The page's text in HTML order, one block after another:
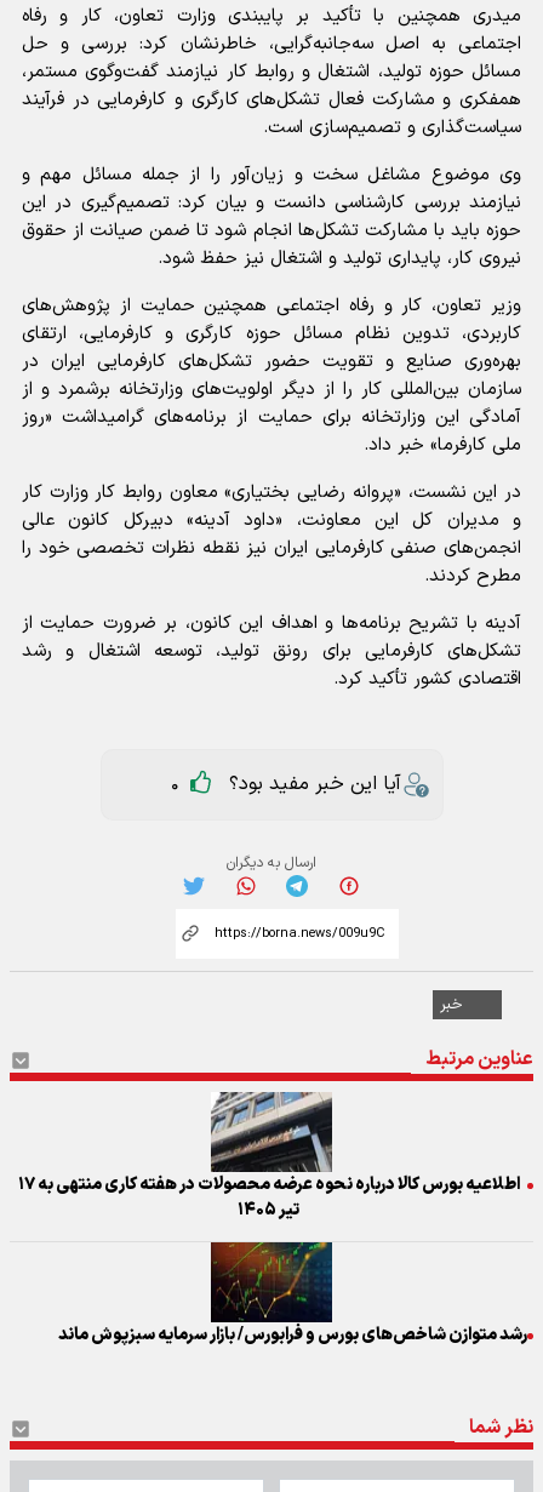
میدری همچنین با تأکید بر پایبندی وزارت تعاون، کار و رفاه
اجتماعی به اصل سه‌جانبه‌گرایی، خاطرنشان کرد: بررسی و حل
مسائل حوزه تولید، اشتغال و روابط کار نیازمند گفت‌وگوی مستمر،
همفکری و مشارکت فعال تشکل‌های کارگری و کارفرمایی در فرآیند
سیاست‌گذاری و تصمیم‌سازی است.
وی موضوع مشاغل سخت و زیان‌آور را از جمله مسائل مهم و
نیازمند بررسی کارشناسی دانست و بیان کرد: تصمیم‌گیری در این
حوزه باید با مشارکت تشکل‌ها انجام شود تا ضمن صیانت از حقوق
نیروی کار، پایداری تولید و اشتغال نیز حفظ شود.
وزیر تعاون، کار و رفاه اجتماعی همچنین حمایت از پژوهش‌های
کاربردی، تدوین نظام مسائل حوزه کارگری و کارفرمایی، ارتقای
بهره‌وری صنایع و تقویت حضور تشکل‌های کارفرمایی ایران در
سازمان بین‌المللی کار را از دیگر اولویت‌های وزارتخانه برشمرد و از
آمادگی این وزارتخانه برای حمایت از برنامه‌های گرامیداشت «روز
ملی کارفرما» خبر داد.
در این نشست، «پروانه رضایی بختیاری» معاون روابط کار وزارت کار
و مدیران کل این معاونت، «داود آدینه» دبیرکل کانون عالی
انجمن‌های صنفی کارفرمایی ایران نیز نقطه نظرات تخصصی خود را
مطرح کردند.
آدینه با تشریح برنامه‌ها و اهداف این کانون، بر ضرورت حمایت از
تشکل‌های کارفرمایی برای رونق تولید، توسعه اشتغال و رشد
اقتصادی کشور تأکید کرد.
آیا این خبر مفید بود؟ 0
ارسال به دیگران
خبر
عناوین مرتبط
اطلاعیه بورس کالا درباره نحوه عرضه محصولات در هفته کاری منتهی به ۱۷
تیر ۱۴۰۵
رشد متوازن شاخص‌های بورس و فرابورس/ بازار سرمایه سبزپوش ماند
نظر شما